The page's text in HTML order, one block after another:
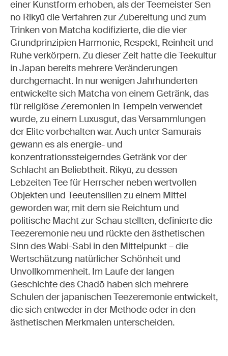
einer Kunstform erhoben, als der Teemeister Sen
no Rikyū die Verfahren zur Zubereitung und zum
Trinken von Matcha kodifizierte, die die vier
Grundprinzipien Harmonie, Respekt, Reinheit und
Ruhe verkörpern. Zu dieser Zeit hatte die Teekultur
in Japan bereits mehrere Veränderungen
durchgemacht. In nur wenigen Jahrhunderten
entwickelte sich Matcha von einem Getränk, das
für religiöse Zeremonien in Tempeln verwendet
wurde, zu einem Luxusgut, das Versammlungen
der Elite vorbehalten war. Auch unter Samurais
gewann es als energie- und
konzentrationssteigerndes Getränk vor der
Schlacht an Beliebtheit. Rikyū, zu dessen
Lebzeiten Tee für Herrscher neben wertvollen
Objekten und Teeutensilien zu einem Mittel
geworden war, mit dem sie Reichtum und
politische Macht zur Schau stellten, definierte die
Teezeremonie neu und rückte den ästhetischen
Sinn des Wabi-Sabi in den Mittelpunkt – die
Wertschätzung natürlicher Schönheit und
Unvollkommenheit. Im Laufe der langen
Geschichte des Chadō haben sich mehrere
Schulen der japanischen Teezeremonie entwickelt,
die sich entweder in der Methode oder in den
ästhetischen Merkmalen unterscheiden.